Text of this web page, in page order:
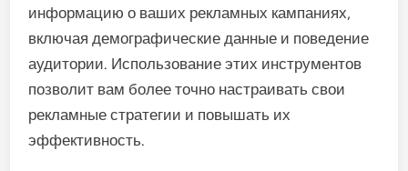
информацию о ваших рекламных кампаниях,
включая демографические данные и поведение
аудитории. Использование этих инструментов
позволит вам более точно настраивать свои
рекламные стратегии и повышать их
эффективность.